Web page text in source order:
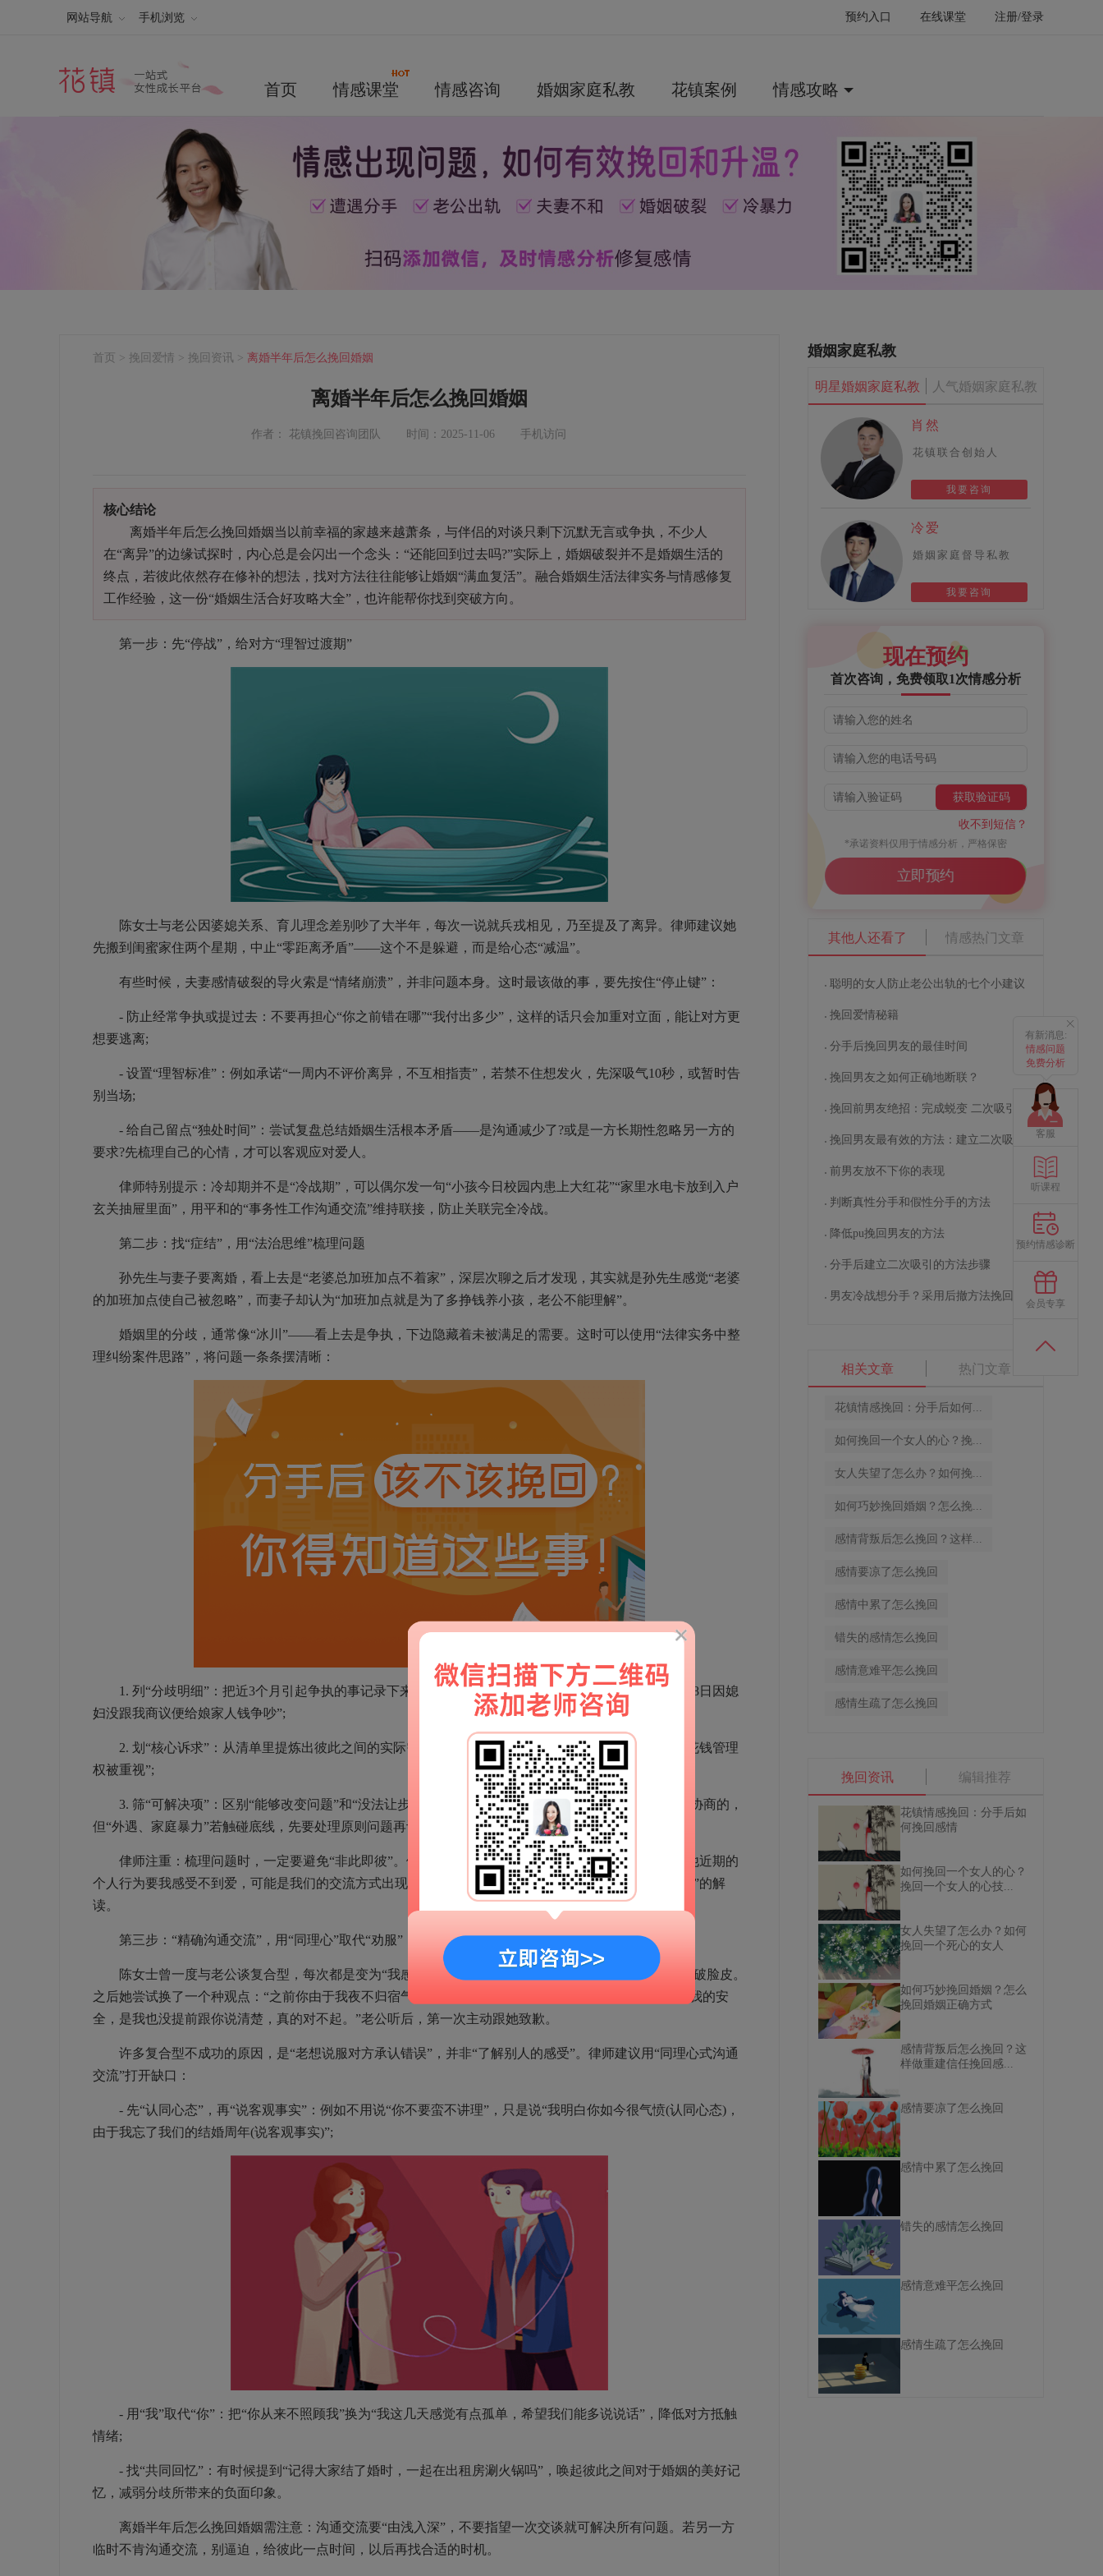
预约入口 在线课堂 注册/登录
网站导航 手机浏览
首页 情感课堂 情感咨询 婚姻家庭私教 花镇案例 情感攻略
首页 > 挽回爱情 > 挽回资讯 > 离婚半年后怎么挽回婚姻
离婚半年后怎么挽回婚姻
作者： 花镇挽回咨询团队 时间：2025-11-06 手机访问
核心结论
离婚半年后怎么挽回婚姻当以前幸福的家越来越萧条，与伴侣的对谈只剩下沉默无言或争执，不少人
在“离异”的边缘试探时，内心总是会闪出一个念头：“还能回到过去吗?”实际上，婚姻破裂并不是婚姻生活的
终点，若彼此依然存在修补的想法，找对方法往往能够让婚姻“满血复活”。融合婚姻生活法律实务与情感修复
工作经验，这一份“婚姻生活合好攻略大全”，也许能帮你找到突破方向。
第一步：先“停战”，给对方“理智过渡期”
陈女士与老公因婆媳关系、育儿理念差别吵了大半年，每次一说就兵戎相见，乃至提及了离异。律师建议她
先搬到闺蜜家住两个星期，中止“零距离矛盾”——这个不是躲避，而是给心态“减温”。
有些时候，夫妻感情破裂的导火索是“情绪崩溃”，并非问题本身。这时最该做的事，要先按住“停止键”：
- 防止经常争执或提过去：不要再担心“你之前错在哪”“我付出多少”，这样的话只会加重对立面，能让对方更
想要逃离;
- 设置“理智标准”：例如承诺“一周内不评价离异，不互相指责”，若禁不住想发火，先深吸气10秒，或暂时告
别当场;
- 给自己留点“独处时间”：尝试复盘总结婚姻生活根本矛盾——是沟通减少了?或是一方长期性忽略另一方的
要求?先梳理自己的心情，才可以客观应对爱人。
侓师特别提示：冷却期并不是“冷战期”，可以偶尔发一句“小孩今日校园内患上大红花”“家里水电卡放到入户
玄关抽屉里面”，用平和的“事务性工作沟通交流”维持联接，防止关联完全冷战。
第二步：找“症结”，用“法治思维”梳理问题
孙先生与妻子要离婚，看上去是“老婆总加班加点不着家”，深层次聊之后才发现，其实就是孙先生感觉“老婆
的加班加点使自己被忽略”，而妻子却认为“加班加点就是为了多挣钱养小孩，老公不能理解”。
婚姻里的分歧，通常像“冰川”——看上去是争执，下边隐藏着未被满足的需要。这时可以使用“法律实务中整
理纠纷案件思路”，将问题一条条摆清晰：
1. 列“分歧明细”：把近3个月引起争执的事记录下来，例如“2月15日因老公不陪孩子写作业争吵”“3月8日因媳
妇没跟我商议便给娘家人钱争吵”;
2. 划“核心诉求”：从清单里提炼出彼此之间的实际需求——老公需要“参加家中存在感”，老婆需要“花钱管理
权被重视”;
3. 筛“可解决项”：区别“能够改变问题”和“没法让步自己的底线”。例如“少加班加点多陪家人”是可以协商的，
但“外遇、家庭暴力”若触碰底线，先要处理原则问题再议复合型。
侓师注重：梳理问题时，一定要避免“非此即彼”。例如别评定“这个人就是不爱我了”，反而是换为“他近期的
个人行为要我感受不到爱，可能是我们的交流方式出现了问题”，先将“对人会”的指责，转化成“待人处事”的解
读。
第三步：“精确沟通交流”，用“同理心”取代“劝服”
陈女士曾一度与老公谈复合型，每次都是变为“我感觉你该改改脾气”“你为什么不反省自己”，结论撕破脸皮。
之后她尝试换了一个种观点：“之前你由于我夜不归宿气愤，我当时觉得憋屈，现在想来，你可能是担忧我的安
全，是我也没提前跟你说清楚，真的对不起。”老公听后，第一次主动跟她致歉。
许多复合型不成功的原因，是“老想说服对方承认错误”，并非“了解别人的感受”。律师建议用“同理心式沟通
交流”打开缺口：
- 先“认同心态”，再“说客观事实”：例如不用说“你不要蛮不讲理”，只是说“我明白你如今很气愤(认同心态)，
由于我忘了我们的结婚周年(说客观事实)”;
- 用“我”取代“你”：把“你从来不照顾我”换为“我这几天感觉有点孤单，希望我们能多说说话”，降低对方抵触
情绪;
- 找“共同回忆”：有时候提到“记得大家结了婚时，一起在出租房涮火锅吗”，唤起彼此之间对于婚姻的美好记
忆，减弱分歧所带来的负面印象。
离婚半年后怎么挽回婚姻需注意：沟通交流要“由浅入深”，不要指望一次交谈就可解决所有问题。若另一方
临时不肯沟通交流，别逼迫，给彼此一点时间，以后再找合适的时机。
婚姻家庭私教
明星婚姻家庭私教 人气婚姻家庭私教
肖然
花镇联合创始人
我要咨询
冷爱
婚姻家庭督导私教
我要咨询
现在预约
首次咨询，免费领取1次情感分析
获取验证码
收不到短信？
*承诺资料仅用于情感分析，严格保密
立即预约
其他人还看了 情感热门文章
聪明的女人防止老公出轨的七个小建议
挽回爱情秘籍
分手后挽回男友的最佳时间
挽回男友之如何正确地断联？
挽回前男友绝招：完成蜕变 二次吸引
挽回男友最有效的方法：建立二次吸引
前男友放不下你的表现
判断真性分手和假性分手的方法
降低pu挽回男友的方法
分手后建立二次吸引的方法步骤
男友冷战想分手？采用后撤方法挽回男友
相关文章 热门文章
花镇情感挽回：分手后如何...
如何挽回一个女人的心？挽...
女人失望了怎么办？如何挽...
如何巧妙挽回婚姻？怎么挽...
感情背叛后怎么挽回？这样...
感情要凉了怎么挽回
感情中累了怎么挽回
错失的感情怎么挽回
感情意难平怎么挽回
感情生疏了怎么挽回
挽回资讯 编辑推荐
花镇情感挽回：分手后如
何挽回感情
如何挽回一个女人的心？
挽回一个女人的心技...
女人失望了怎么办？如何
挽回一个死心的女人
如何巧妙挽回婚姻？怎么
挽回婚姻正确方式
感情背叛后怎么挽回？这
样做重建信任挽回感...
感情要凉了怎么挽回
感情中累了怎么挽回
错失的感情怎么挽回
感情意难平怎么挽回
感情生疏了怎么挽回
有新消息:
情感问题
免费分析
客服
听课程
预约情感诊断
会员专享